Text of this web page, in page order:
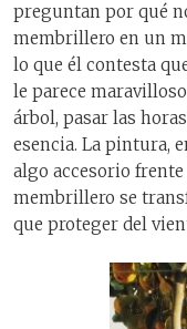
preguntan por qué
membrillero en un
lo que él contesta
le parece
árbol, pasar las
esencia. La pintura,
algo accesorio
membrillero se
que proteger del